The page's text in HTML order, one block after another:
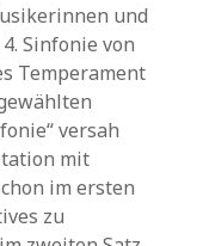
und
Sinfonie von
Temperament
versah
mit
im ersten
zu